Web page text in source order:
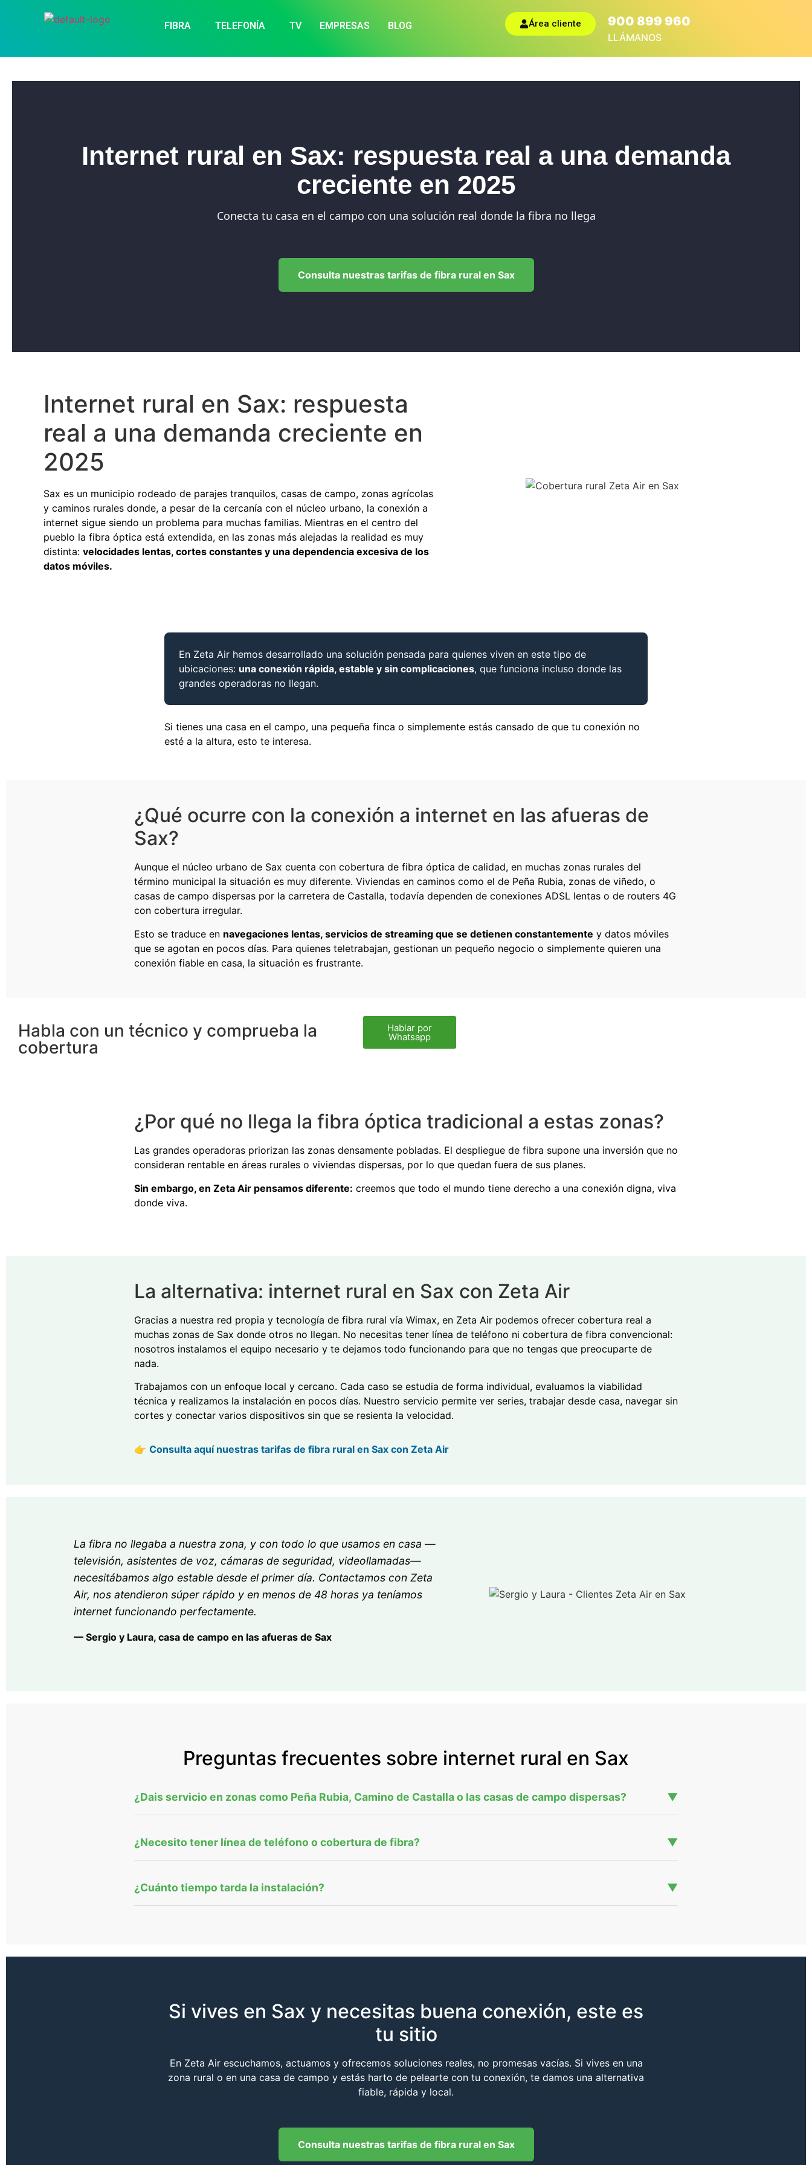
FIBRA TELEFONÍA TV EMPRESAS BLOG Área cliente 900 899 960
LLÁMANOS
Internet rural en Sax: respuesta real a una demanda
creciente en 2025
Conecta tu casa en el campo con una solución real donde la fibra no llega
Consulta nuestras tarifas de fibra rural en Sax
Internet rural en Sax: respuesta
real a una demanda creciente en
2025
Sax es un municipio rodeado de parajes tranquilos, casas de campo, zonas agrícolas
y caminos rurales donde, a pesar de la cercanía con el núcleo urbano, la conexión a
internet sigue siendo un problema para muchas familias. Mientras en el centro del
pueblo la fibra óptica está extendida, en las zonas más alejadas la realidad es muy
distinta: velocidades lentas, cortes constantes y una dependencia excesiva de los
datos móviles.
En Zeta Air hemos desarrollado una solución pensada para quienes viven en este tipo de
ubicaciones: una conexión rápida, estable y sin complicaciones, que funciona incluso donde las
grandes operadoras no llegan.
Si tienes una casa en el campo, una pequeña finca o simplemente estás cansado de que tu conexión no
esté a la altura, esto te interesa.
¿Qué ocurre con la conexión a internet en las afueras de
Sax?
Aunque el núcleo urbano de Sax cuenta con cobertura de fibra óptica de calidad, en muchas zonas rurales del
término municipal la situación es muy diferente. Viviendas en caminos como el de Peña Rubia, zonas de viñedo, o
casas de campo dispersas por la carretera de Castalla, todavía dependen de conexiones ADSL lentas o de routers 4G
con cobertura irregular.
Esto se traduce en navegaciones lentas, servicios de streaming que se detienen constantemente y datos móviles
que se agotan en pocos días. Para quienes teletrabajan, gestionan un pequeño negocio o simplemente quieren una
conexión fiable en casa, la situación es frustrante.
Habla con un técnico y comprueba la
cobertura
Hablar por
Whatsapp
¿Por qué no llega la fibra óptica tradicional a estas zonas?
Las grandes operadoras priorizan las zonas densamente pobladas. El despliegue de fibra supone una inversión que no
consideran rentable en áreas rurales o viviendas dispersas, por lo que quedan fuera de sus planes.
Sin embargo, en Zeta Air pensamos diferente: creemos que todo el mundo tiene derecho a una conexión digna, viva
donde viva.
La alternativa: internet rural en Sax con Zeta Air
Gracias a nuestra red propia y tecnología de fibra rural vía Wimax, en Zeta Air podemos ofrecer cobertura real a
muchas zonas de Sax donde otros no llegan. No necesitas tener línea de teléfono ni cobertura de fibra convencional:
nosotros instalamos el equipo necesario y te dejamos todo funcionando para que no tengas que preocuparte de
nada.
Trabajamos con un enfoque local y cercano. Cada caso se estudia de forma individual, evaluamos la viabilidad
técnica y realizamos la instalación en pocos días. Nuestro servicio permite ver series, trabajar desde casa, navegar sin
cortes y conectar varios dispositivos sin que se resienta la velocidad.
👉 Consulta aquí nuestras tarifas de fibra rural en Sax con Zeta Air
La fibra no llegaba a nuestra zona, y con todo lo que usamos en casa —
televisión, asistentes de voz, cámaras de seguridad, videollamadas—
necesitábamos algo estable desde el primer día. Contactamos con Zeta
Air, nos atendieron súper rápido y en menos de 48 horas ya teníamos
internet funcionando perfectamente.
— Sergio y Laura, casa de campo en las afueras de Sax
Preguntas frecuentes sobre internet rural en Sax
¿Dais servicio en zonas como Peña Rubia, Camino de Castalla o las casas de campo dispersas? ▼
¿Necesito tener línea de teléfono o cobertura de fibra? ▼
¿Cuánto tiempo tarda la instalación? ▼
Si vives en Sax y necesitas buena conexión, este es
tu sitio
En Zeta Air escuchamos, actuamos y ofrecemos soluciones reales, no promesas vacías. Si vives en una
zona rural o en una casa de campo y estás harto de pelearte con tu conexión, te damos una alternativa
fiable, rápida y local.
Consulta nuestras tarifas de fibra rural en Sax